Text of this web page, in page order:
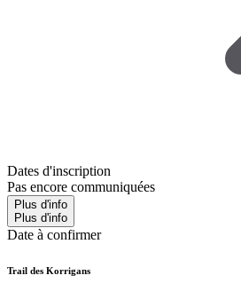
Dates d'inscription
Pas encore communiquées
Plus d'info
Plus d'info
Date à confirmer
Trail des Korrigans